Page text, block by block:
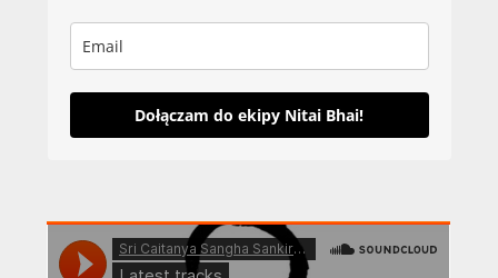
Dołączam do ekipy Nitai Bhai!